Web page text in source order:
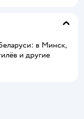
в Минск,
и другие